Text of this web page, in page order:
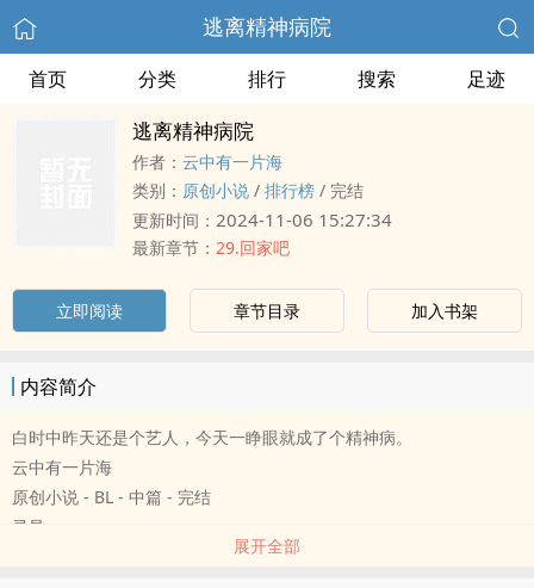
逃离精神病院
首页 分类 排行 搜索 足迹
逃离精神病院
作者： 云中有一片海
类别： 原创小说 / 排行榜 / 完结
更新时间： 2024-11-06 15:27:34
最新章节： 29.回家吧
立即阅读 章节目录 加入书架
内容简介
白时中昨天还是个艺人，今天一睁眼就成了个精神病。
云中有一片海
原创小说 - BL - 中篇 - 完结
灵异
一觉醒来，白时中被关在了精神病院。
展开全部